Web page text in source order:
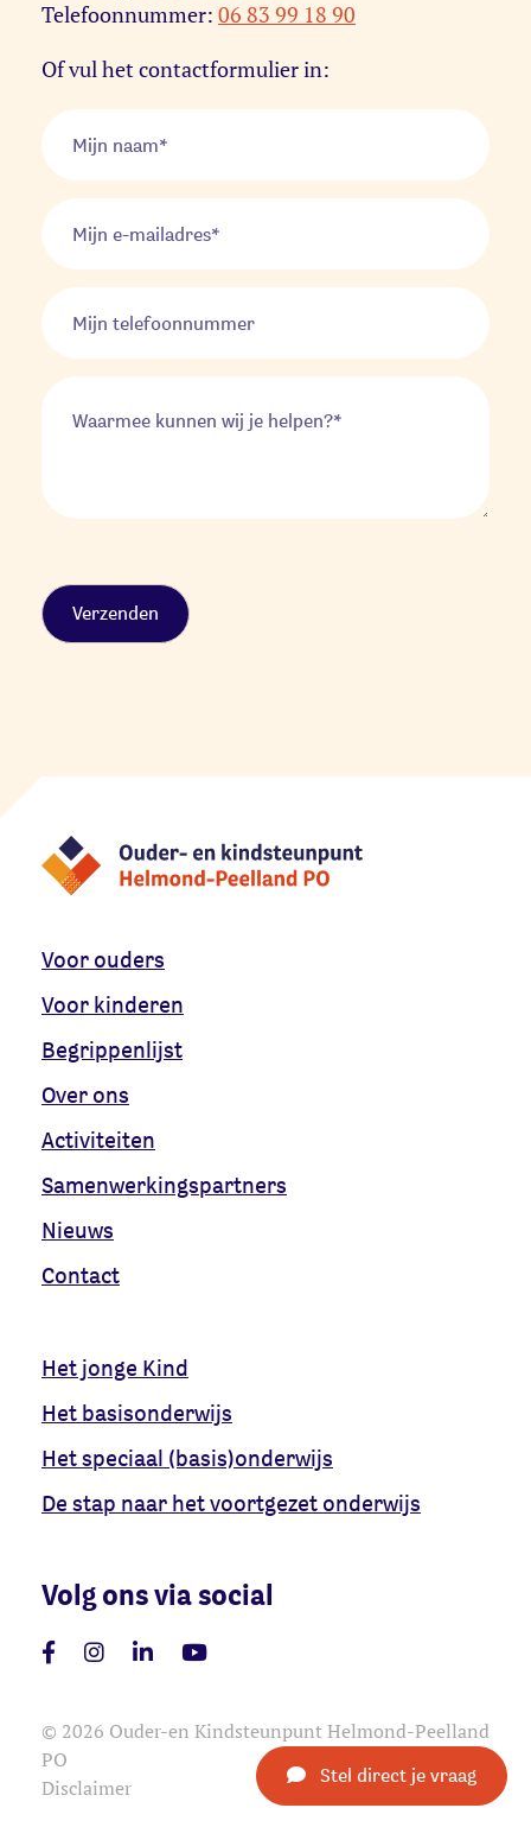
Stel direct je vraag
Telefoonnummer: 06 83 99 18 90
Of vul het contactformulier in:
Voor ouders
Voor kinderen
Begrippenlijst
Over ons
Activiteiten
Samenwerkingspartners
Nieuws
Contact
Het jonge Kind
Het basisonderwijs
Het speciaal (basis)onderwijs
De stap naar het voortgezet onderwijs
Volg ons via social
© 2026 Ouder-en Kindsteunpunt Helmond-Peelland
PO
Disclaimer